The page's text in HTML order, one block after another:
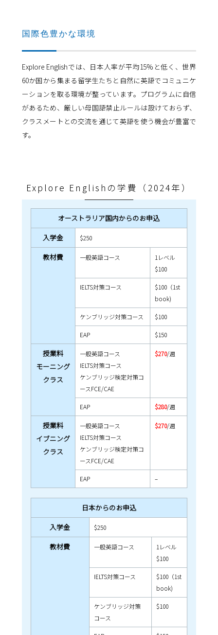
国際色豊かな環境
Explore Englishでは、日本人率が平均15%と低く、世界
60か国から集まる留学生たちと自然に英語でコミュニケ
ーションを取る環境が整っています。プログラムに自信
があるため、厳しい母国語禁止ルールは設けておらず、
クラスメートとの交流を通じて英語を使う機会が豊富で
す。
Explore Englishの学費（2024年）
オーストラリア国内からのお申込
入学金
$250
教材費 一般英語コース
1レベル
$100
IELTS対策コース
$100（1st
book)
ケンブリッジ対策コース $100
EAP $150
授業料
モーニング
クラス
一般英語コース
IELTS対策コース
ケンブリッジ検定対策コ
ースFCE/CAE
$270/週
EAP $280/週
授業料
イブニング
クラス
一般英語コース
IELTS対策コース
ケンブリッジ検定対策コ
ースFCE/CAE
$270/週
EAP –
日本からのお申込
入学金
$250
教材費 一般英語コース
1レベル
$100
IELTS対策コース
$100（1st
book)
ケンブリッジ対策
コース
$100